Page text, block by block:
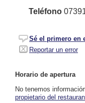
Teléfono
Sé el primero en
Reportar un error
Horario de apertura
No tenemos
propietario del